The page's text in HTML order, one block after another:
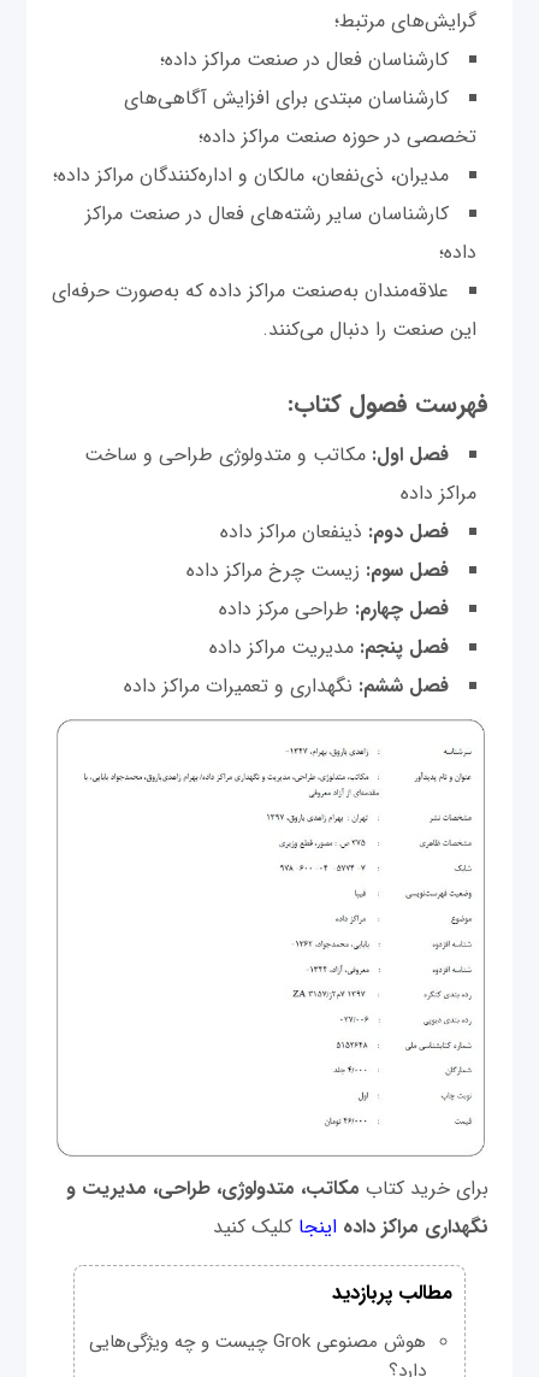
گرایش‌های مرتبط؛
کارشناسان فعال در صنعت مراکز داده؛
کارشناسان مبتدی برای افزایش آگاهی‌های
تخصصی در حوزه صنعت مراکز داده؛
مدیران، ذی‌نفعان، مالکان و اداره‌کنندگان مراکز داده؛
کارشناسان سایر رشته‌های فعال در صنعت مراکز
داده؛
علاقه‌مندان به‌صنعت مراکز داده که به‌صورت حرفه‌ای
این صنعت را دنبال می‌کنند.
فهرست فصول کتاب:
فصل اول: مکاتب و متدولوژی طراحی و ساخت
مراکز داده
فصل دوم: ذینفعان مراکز داده
فصل سوم: زیست چرخ مراکز داده
فصل چهارم: طراحی مرکز داده
فصل پنجم: مدیریت مراکز داده
فصل ششم: نگهداری و تعمیرات مراکز داده
برای خرید کتاب مکاتب، متدولوژی، طراحی، مدیریت و
نگهداری مراکز دادهاینجاکلیک کنید
مطالب پربازدید
هوش مصنوعی Grok چیست و چه ویژگی‌هایی
دارد؟